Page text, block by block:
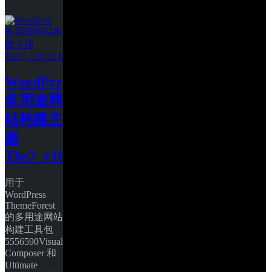
WordPres
多用途网
站构建主
题
The7_v10.12.0
用于
WordPress
ThemeForest
的多用途网站
构建工具包
5556590Visual
Composer 和
Ultimate